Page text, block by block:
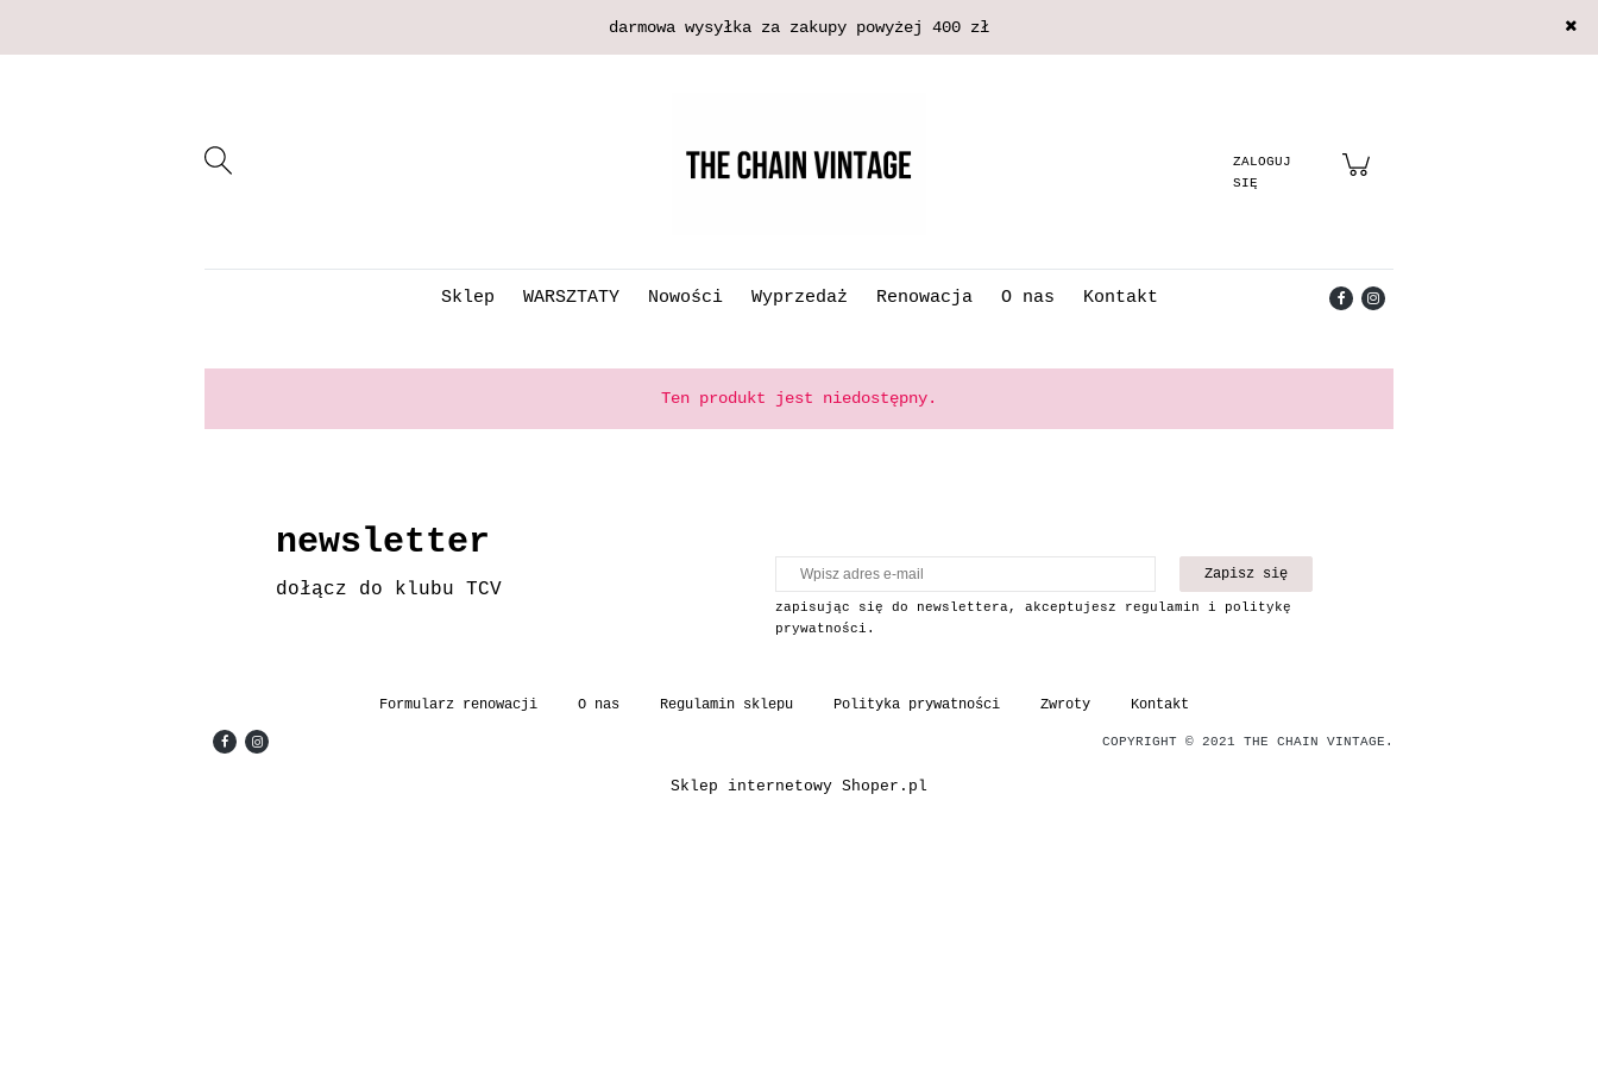
darmowa wysyłka za zakupy powyżej 400 zł
Sklep WARSZTATY Nowości Wyprzedaż Renowacja O nas Kontakt
Ten produkt jest niedostępny.
newsletter
dołącz do klubu TCV
Zapisz się
zapisując się do newslettera, akceptujesz regulamin i politykę
prywatności.
Formularz renowacji O nas Regulamin sklepu Polityka prywatności Zwroty Kontakt
COPYRIGHT © 2021 THE CHAIN VINTAGE.
Sklep internetowy Shoper.pl